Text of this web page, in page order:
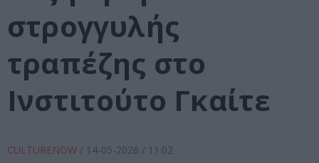
στρογγυλής
τραπέζης στο
Ινστιτούτο Γκαίτε
CULTURENOW / 14-05-2026 / 11:02